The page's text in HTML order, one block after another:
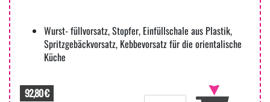
Wurst- füllvorsatz, Stopfer, Einfüllschale aus Plastik,
Spritzgebäckvorsatz, Kebbevorsatz für die orientalische
Küche
92,80 €